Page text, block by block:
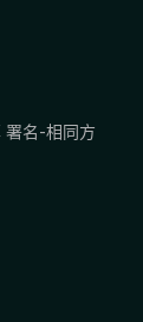
署名-相同方